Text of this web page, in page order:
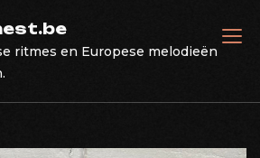
ritmes en Europese melodieën